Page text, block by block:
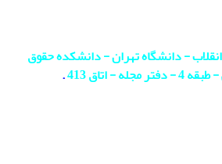
- دانشگاه تهران - دانشکده حقوق
- اتاق 413
.